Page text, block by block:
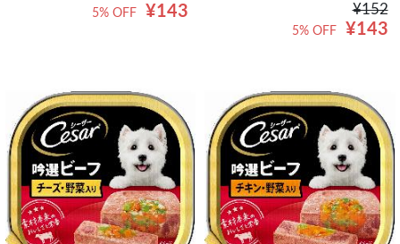
¥143
5% OFF ¥152
¥143
5% OFF